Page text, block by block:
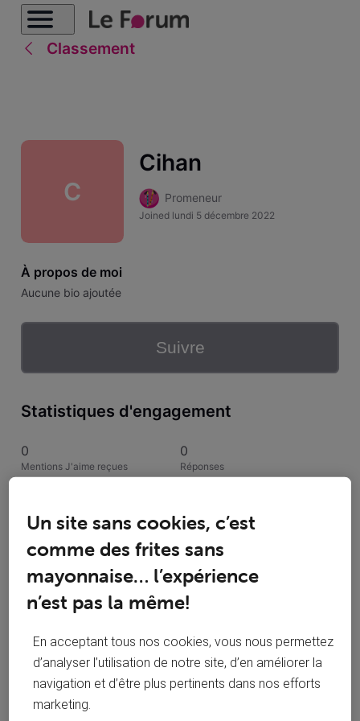
Classement
C
Cihan
Promeneur
Joined lundi 5 décembre 2022
À propos de moi
Aucune bio ajoutée
Suivre
Statistiques d'engagement
0
Mentions J'aime reçues
0
Réponses
Conversations suivies Publications
Solutions acceptées
Toutesles activités
Selected
Un site sans cookies, c’est
comme des frites sans
mayonnaise… l’expérience
n’est pas la même!
En acceptant tous nos cookies, vous nous permettez
d’analyser l’utilisation de notre site, d’en améliorer la
navigation et d’être plus pertinents dans nos efforts
marketing.